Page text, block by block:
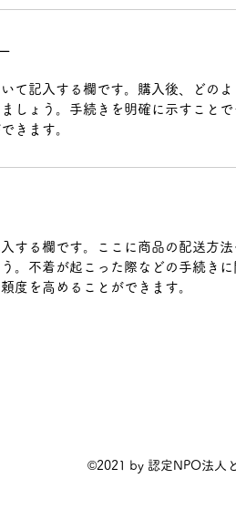
て記入する欄です。購入後、どの
しょう。手続きを明確に示すこと
きます。
する欄です。ここに商品の配送方
。不着が起こった際などの手続き
度を高めることができます。
©2021 by 認定NPO法人